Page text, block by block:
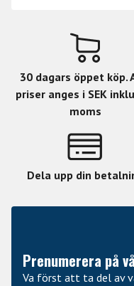
30 dagars öppet köp.
priser anges i SEK
moms
Dela upp din
Prenumerera på
Va först att ta del av